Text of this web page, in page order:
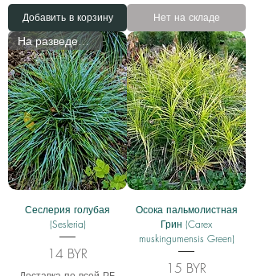
Добавить в корзину Нет на складе
На разведении
Сеслерия голубая
(Sesleria)
Цена
14 BYR
Осока пальмолистная
Грин (Carex
muskingumensis Green)
Цена
15 BYR